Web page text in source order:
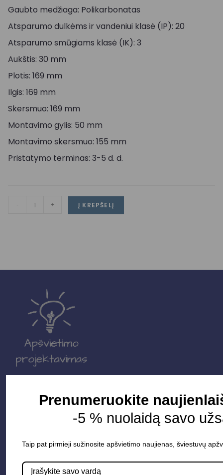
Gaubto medžiaga: Polikarbonatas
Atsparumo dulkėms ir vandeniui klasė (IP): 20
Atsparumo smūgiams klasė (IK): 3
Aukštis: 30 mm
Plotis: 169 mm
Ilgis: 169 mm
Skersmuo: 169 mm
Montavimo gylis: 50 mm
Montavimo skersmuo: 155 mm
Pristatymo terminas: 3-5 d. d.
- + Į KREPŠELĮ
Parduotuvė
Apšvietimo sistemos
Lauko šviestuvai
LED juostos
Prenumeruokite
-5 % nuolaidą savo
Taip pat pirmieji sužinosite apšvietimo naujienas, šviestuvų